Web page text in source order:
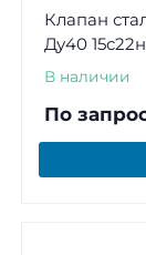
Клапан
Ду40
В наличии
По